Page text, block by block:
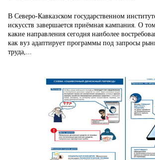
В Северо-Кавказском государственном
искусств завершается приёмная кампания. О
какие направления сегодня наиболее
как вуз адаптирует программы под запросы
труда,...